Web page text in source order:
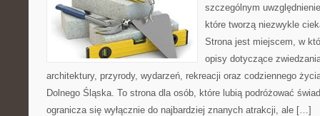
szczególnym
które tworzą niezwykle
Strona jest miejscem, w
opisy dotyczące
architektury, przyrody, wydarzeń, rekreacji oraz codziennego
Dolnego Śląska. To strona dla osób, które lubią podróżować
ogranicza się wyłącznie do najbardziej znanych atrakcji, ale […]